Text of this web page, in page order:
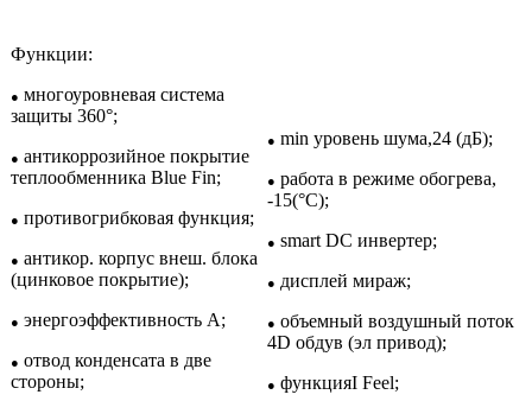
Функции:
● многоуровневая система
защиты 360°;
● антикоррозийное покрытие
теплообменника Blue Fin;
● противогрибковая функция;
● антикор. корпус внеш. блока
(цинковое покрытие);
● энергоэффективность A;
● отвод конденсата в две
стороны;
● min уровень шума,24 (дБ);
● работа в режиме обогрева,
-15(°С);
● smart DC инвертер;
● дисплей мираж;
● объемный воздушный поток
4D обдув (эл привод);
● функцияI Feel;